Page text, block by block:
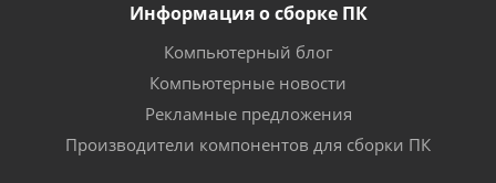
Информация о сборке ПК
Компьютерный блог
Компьютерные новости
Рекламные предложения
Производители компонентов для сборки ПК